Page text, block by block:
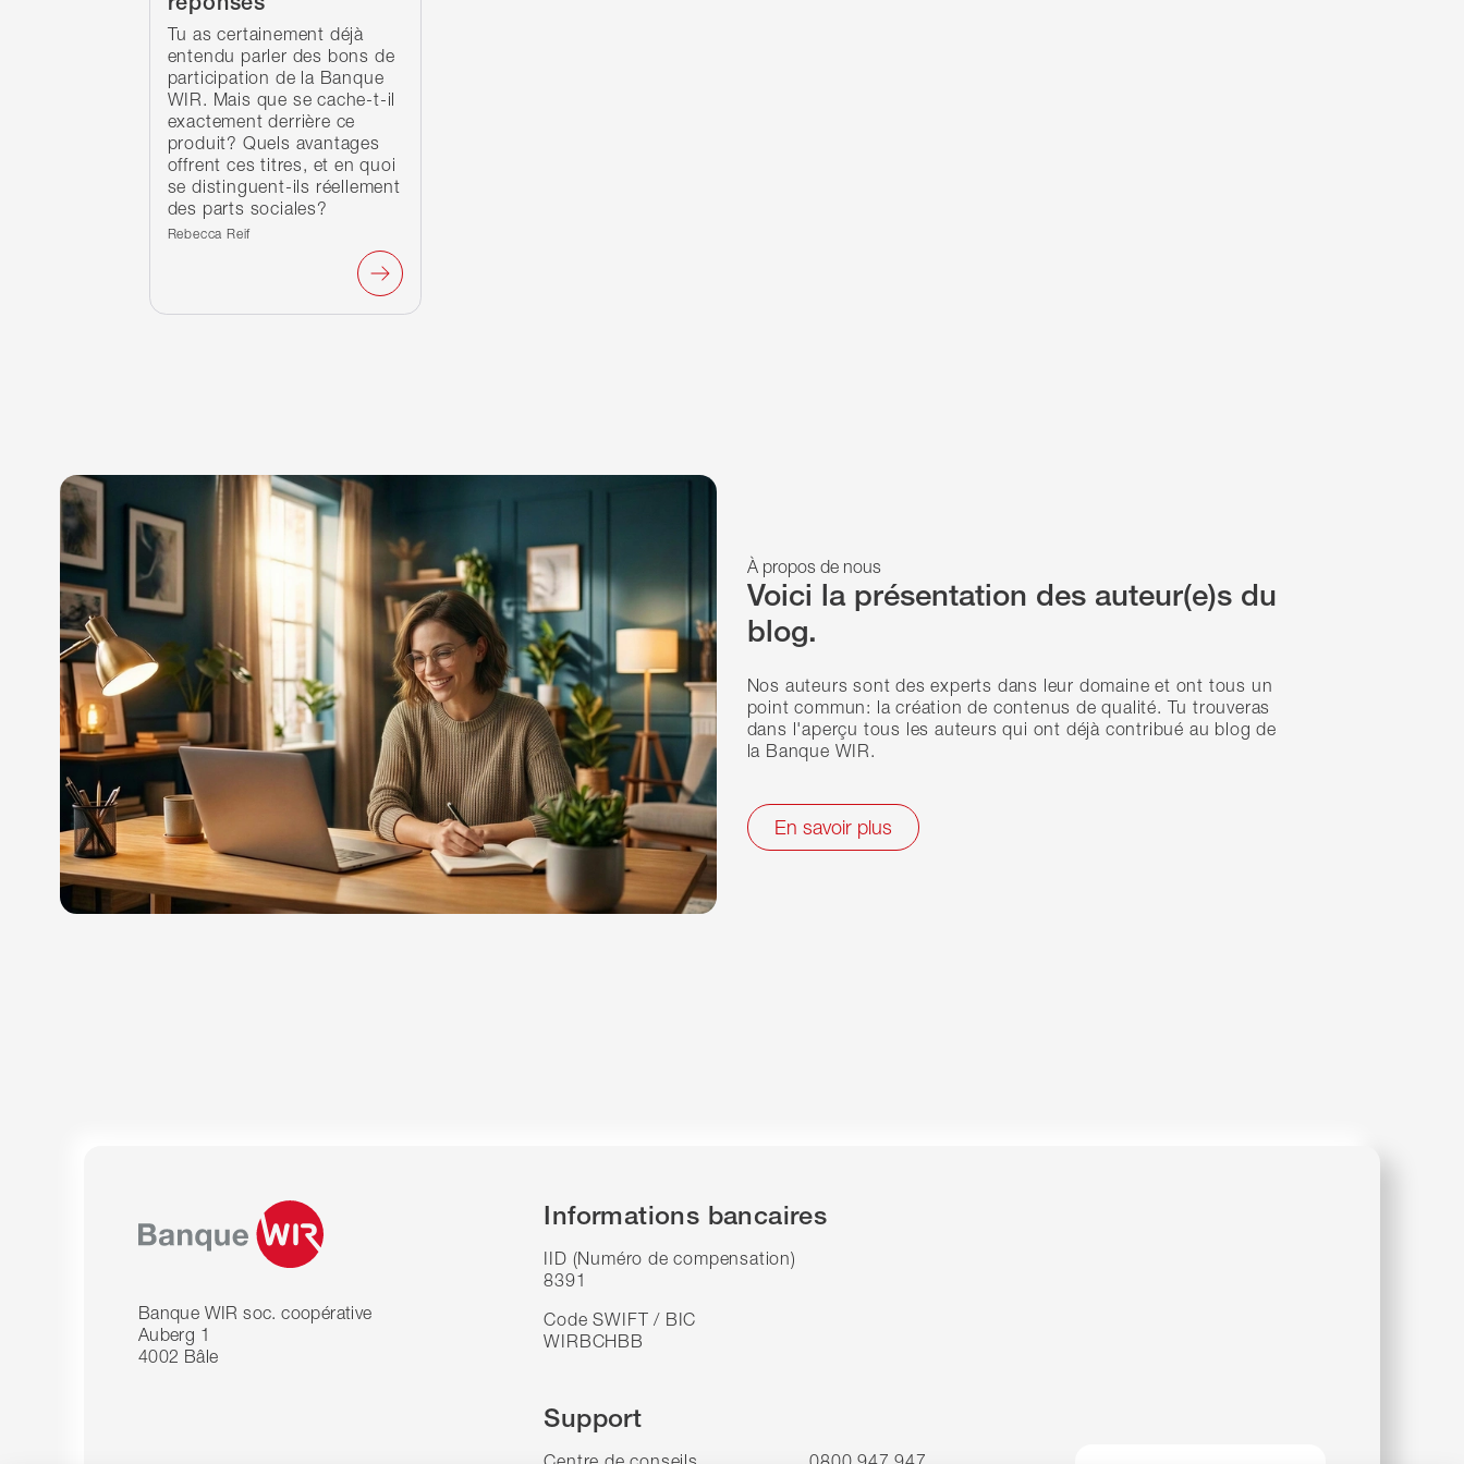
Tu as certainement déjà
entendu parler des bons de
participation de la Banque
WIR. Mais que se cache-t-il
exactement derrière ce
produit? Quels avantages
offrent ces titres, et en quoi
se distinguent-ils réellement
des parts sociales?
Écrit par :
Rebecca Reif
Voici la présentation des auteur(e)s du
blog.
À propos de nous
Nos auteurs sont des experts dans leur domaine et ont tous un
point commun: la création de contenus de qualité. Tu trouveras
dans l'aperçu tous les auteurs qui ont déjà contribué au blog de
la Banque WIR.
En savoir plus
Banque WIR soc. coopérative
Auberg 1
4002 Bâle
Informations bancaires
IID (Numéro de compensation)
8391
Code SWIFT / BIC
WIRBCHBB
Support